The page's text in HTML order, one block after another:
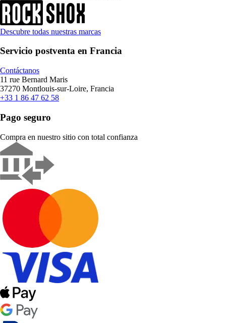
Descubre todas nuestras marcas
Servicio postventa en Francia
Contáctanos
11 rue Bernard Maris
37270 Montlouis-sur-Loire, Francia
+33 1 86 47 62 58
Pago seguro
Compra en nuestro sitio con total confianza